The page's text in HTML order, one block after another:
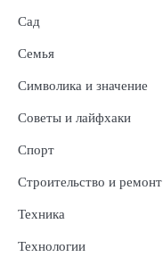
Сад
Семья
Символика и значение
Советы и лайфхаки
Спорт
Строительство и ремонт
Техника
Технологии